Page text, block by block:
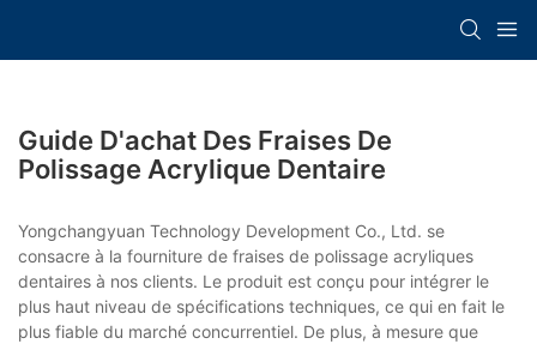
Guide D'achat Des Fraises De
Polissage Acrylique Dentaire
Yongchangyuan Technology Development Co., Ltd. se
consacre à la fourniture de fraises de polissage acryliques
dentaires à nos clients. Le produit est conçu pour intégrer le
plus haut niveau de spécifications techniques, ce qui en fait le
plus fiable du marché concurrentiel. De plus, à mesure que